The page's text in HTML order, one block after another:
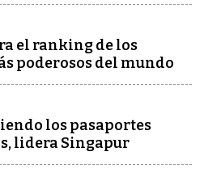
el ranking de los
poderosos del mundo
los pasaportes
lidera Singapur